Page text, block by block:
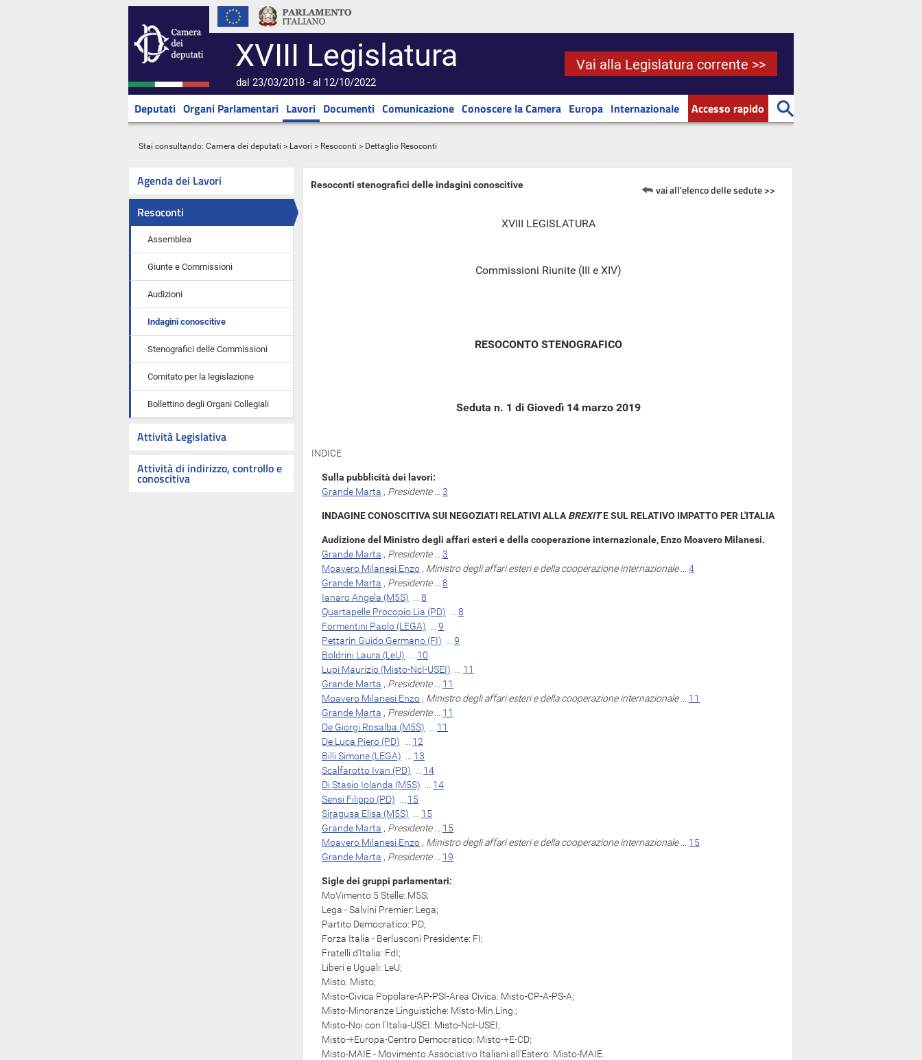
XVIII Legislatura
dal 23/03/2018 - al 12/10/2022
Vai alla Legislatura corrente >>
Deputati Organi Parlamentari Lavori Documenti Comunicazione Conoscere la Camera Europa Internazionale Accesso rapido
Stai consultando: Camera dei deputati > Lavori > Resoconti > Dettaglio Resoconti
Agenda dei Lavori
Resoconti
Assemblea
Giunte e Commissioni
Audizioni
Indagini conoscitive
Stenografici delle Commissioni
Comitato per la legislazione
Bollettino degli Organi Collegiali
Attività Legislativa
Attività di indirizzo, controllo e
conoscitiva
Resoconti stenografici delle indagini conoscitive vai all'elenco delle sedute >>
XVIII LEGISLATURA
Commissioni Riunite (III e XIV)
RESOCONTO STENOGRAFICO
Seduta n. 1 di Giovedì 14 marzo 2019
INDICE
Sulla pubblicità dei lavori:
Grande Marta , Presidente... 3
INDAGINE CONOSCITIVA SUI NEGOZIATI RELATIVI ALLA BREXITE SUL RELATIVO IMPATTO PER L'ITALIA
Audizione del Ministro degli affari esteri e della cooperazione internazionale, Enzo Moavero Milanesi.
Grande Marta , Presidente... 3
Moavero Milanesi Enzo , Ministro degli affari esteri e della cooperazione internazionale... 4
Grande Marta , Presidente... 8
Ianaro Angela (M5S)
8
Quartapelle Procopio Lia (PD)
8
Formentini Paolo (LEGA)
9
Pettarin Guido Germano (FI)
9
Boldrini Laura (LeU)
10
Lupi Maurizio (Misto-NcI-USEI)
11
Grande Marta , Presidente... 11
Moavero Milanesi Enzo , Ministro degli affari esteri e della cooperazione internazionale... 11
Grande Marta , Presidente... 11
De Giorgi Rosalba (M5S)
11
De Luca Piero (PD)
12
Billi Simone (LEGA)
13
Scalfarotto Ivan (PD)
14
Di Stasio Iolanda (M5S)
14
Sensi Filippo (PD)
15
Siragusa Elisa (M5S)
15
Grande Marta , Presidente... 15
Moavero Milanesi Enzo , Ministro degli affari esteri e della cooperazione internazionale... 15
Grande Marta , Presidente... 19
Sigle dei gruppi parlamentari:
MoVimento 5 Stelle: M5S;
Lega - Salvini Premier: Lega;
Partito Democratico: PD;
Forza Italia - Berlusconi Presidente: FI;
Fratelli d'Italia: FdI;
Liberi e Uguali: LeU;
Misto: Misto;
Misto-Civica Popolare-AP-PSI-Area Civica: Misto-CP-A-PS-A;
Misto-Minoranze Linguistiche: Misto-Min.Ling.;
Misto-Noi con l'Italia-USEI: Misto-NcI-USEI;
Misto-+Europa-Centro Democratico: Misto-+E-CD;
Misto-MAIE - Movimento Associativo Italiani all'Estero: Misto-MAIE.